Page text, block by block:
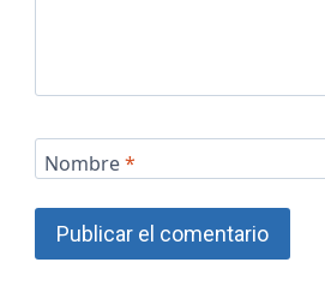
Nombre*